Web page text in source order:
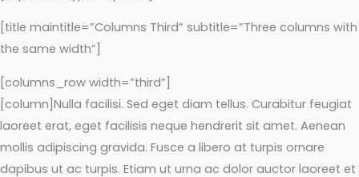
[title maintitle=”Columns Third” subtitle=”Three columns with
the same width”]
[columns_row width=”third”]
[column]Nulla facilisi. Sed eget diam tellus. Curabitur feugiat
laoreet erat, eget facilisis neque hendrerit sit amet. Aenean
mollis adipiscing gravida. Fusce a libero at turpis ornare
dapibus ut ac turpis. Etiam ut urna ac dolor auctor laoreet et